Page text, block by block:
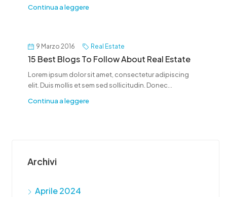
Continua a leggere
9 Marzo 2016 Real Estate
15 Best Blogs To Follow About Real Estate
Lorem ipsum dolor sit amet, consectetur adipiscing
elit. Duis mollis et sem sed sollicitudin. Donec...
Continua a leggere
Archivi
Aprile 2024